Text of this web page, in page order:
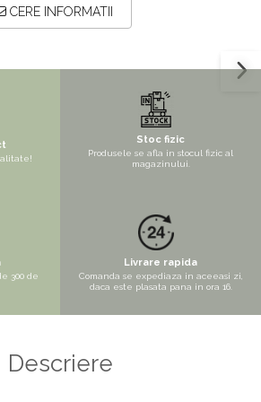
CERE INFORMATII
Stoc fizic
Produsele se afla in stocul fizic al
magazinului.
300 de
Livrare rapida
Comanda se expediaza in aceeasi zi,
daca este plasata pana in ora 16.
Descriere